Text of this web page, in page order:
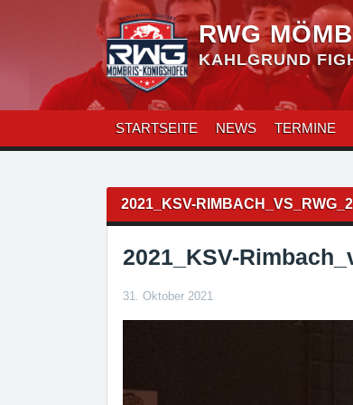
RWG
KAHLGRUND
STARTSEITE NEWS TERMINE
2021_KSV-
2021_KSV-
31. Oktober 2021
Beitragsnavigation